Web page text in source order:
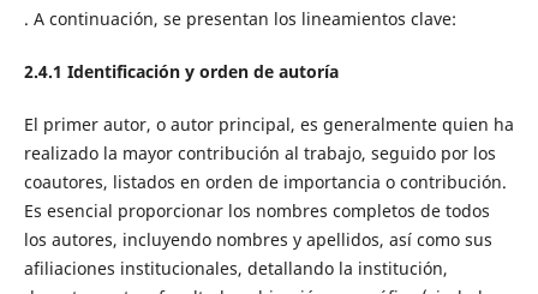
. A continuación, se presentan los lineamientos clave:
2.4.1 Identificación y orden de autoría
El primer autor, o autor principal, es generalmente quien ha
realizado la mayor contribución al trabajo, seguido por los
coautores, listados en orden de importancia o contribución.
Es esencial proporcionar los nombres completos de todos
los autores, incluyendo nombres y apellidos, así como sus
afiliaciones institucionales, detallando la institución,